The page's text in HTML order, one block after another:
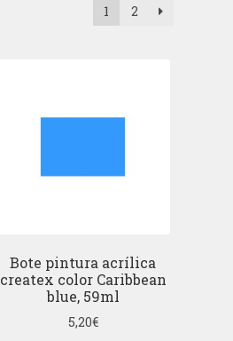
1 2
Bote pintura acrílica
createx color Caribbean
blue, 59ml
5,20€